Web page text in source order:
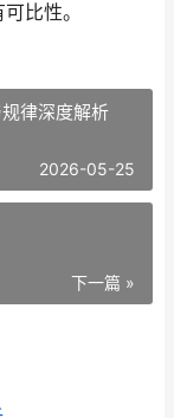
比性。
律深度解析
2026-05-25
下一篇 »